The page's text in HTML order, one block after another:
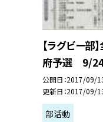
【ラグビー部
府予選 9/
公開日 2017/09/
更新日 2017/09/
部活動